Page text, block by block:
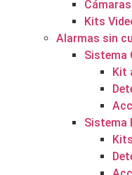
Kits
Alarmas sin
Sistema
Kit
Sistema